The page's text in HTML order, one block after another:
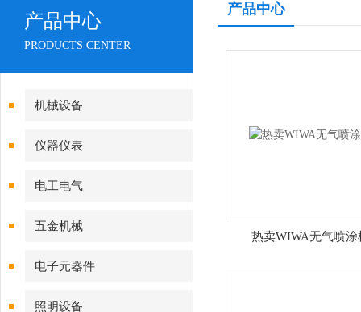
产品中心
PRODUCTS CENTER
机械设备
仪器仪表
电工电气
五金机械
电子元器件
照明设备
产品中心
热卖WIWA无气喷涂